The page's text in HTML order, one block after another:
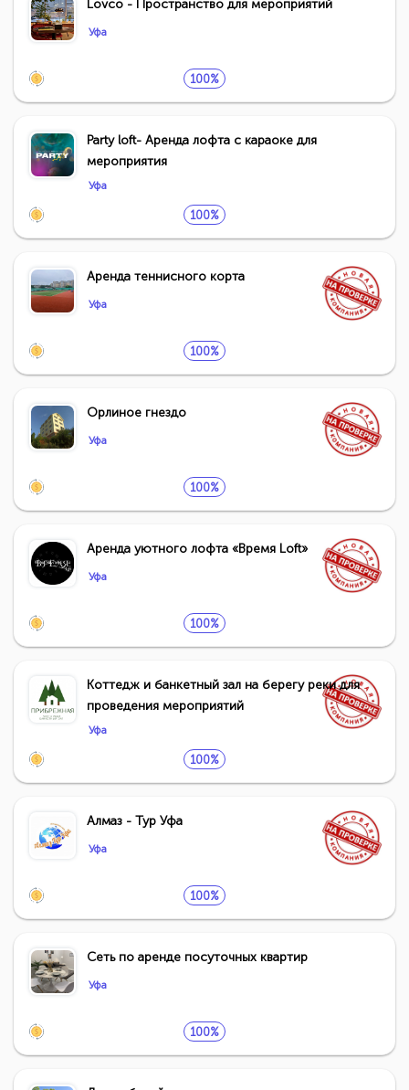
Lovco - Пространство для мероприятий
Уфа
100%
Party loft- Аренда лофта с караоке для
мероприятия
Уфа
100%
Аренда теннисного корта
Уфа
100%
Орлиное гнездо
Уфа
100%
Аренда уютного лофта «Время Loft»
Уфа
100%
Коттедж и банкетный зал на берегу реки для
проведения мероприятий
Уфа
100%
Алмаз - Тур Уфа
Уфа
100%
Сеть по аренде посуточных квартир
Уфа
100%